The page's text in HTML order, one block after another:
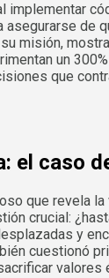
implementar
misión,
un
que
caso
que revela
crucial:
y
cuestionó